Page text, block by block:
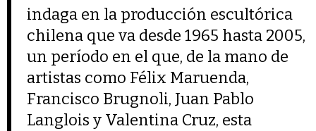
indaga en la producción escultórica
chilena que va desde 1965 hasta 2005,
un período en el que, de la mano de
artistas como Félix Maruenda,
Francisco Brugnoli, Juan Pablo
Langlois y Valentina Cruz, esta